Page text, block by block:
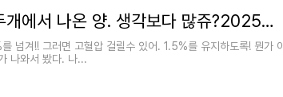
가방 두개에서 나온 양. 생각보다 많쥬?2025년5월10일
넘겨!! 그러면 고혈압 걸릴수 있어. 1.5%를 유지하도록! 뭔가 이
나와서 봤다. 나...